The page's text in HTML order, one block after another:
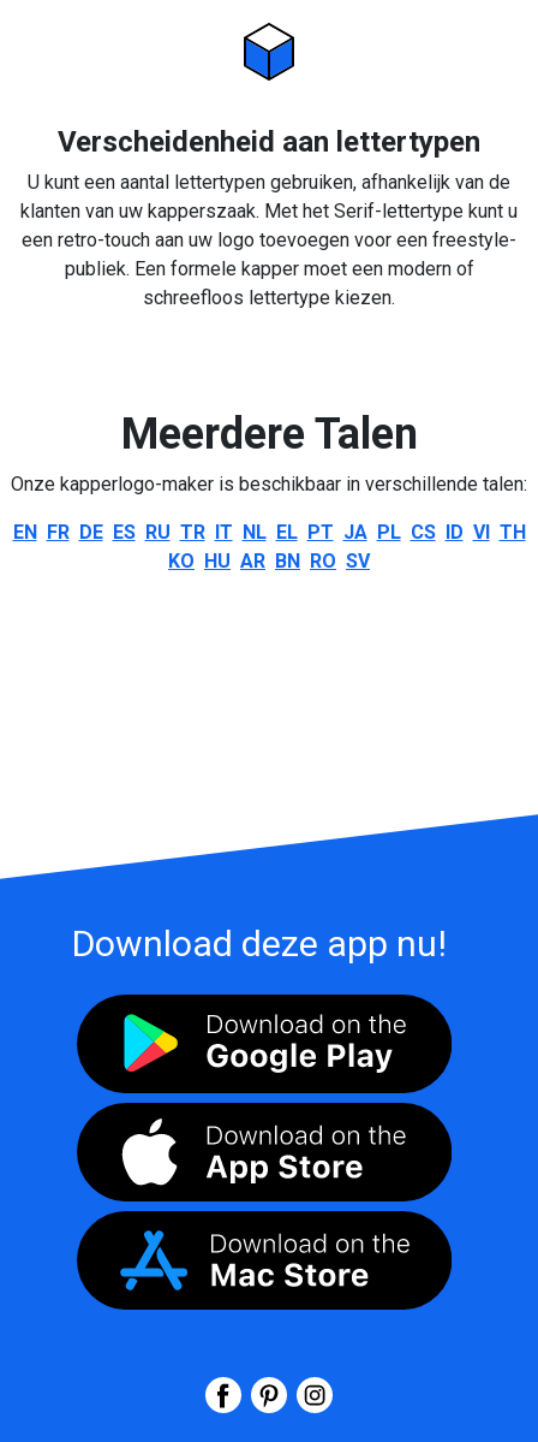
Verscheidenheid aan lettertypen
U kunt een aantal lettertypen gebruiken, afhankelijk van de
klanten van uw kapperszaak. Met het Serif-lettertype kunt u
een retro-touch aan uw logo toevoegen voor een freestyle-
publiek. Een formele kapper moet een modern of
schreefloos lettertype kiezen.
Meerdere Talen
Onze kapperlogo-maker is beschikbaar in verschillende talen:
EN FR DE ES RU TR IT NL EL PT JA PL CS ID VI TH
KO HU AR BN RO SV
Download deze app nu!